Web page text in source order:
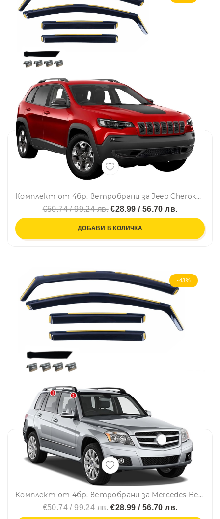
Комплект от 4бр. ветробрани за Jeep Cherokee V (KL) 2014 - 2023
€50.74 / 99.24 лв.€28.99 / 56.70 лв.
ДОБАВИ В КОЛИЧКА
-43%
Комплект от 4бр. ветробрани за Mercedes Benz GLK X204 2008-2015
€50.74 / 99.24 лв.€28.99 / 56.70 лв.